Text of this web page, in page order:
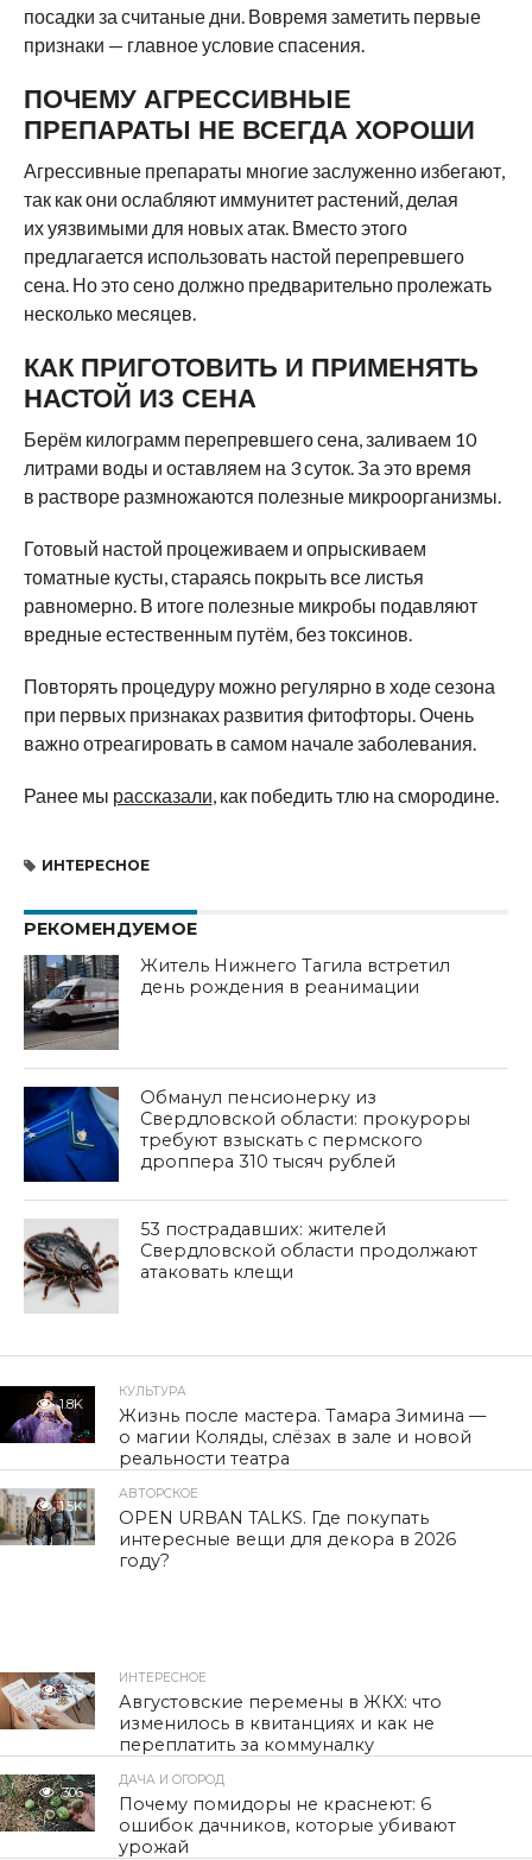
посадки за считаные дни. Вовремя заметить первые
признаки — главное условие спасения.
ПОЧЕМУ АГРЕССИВНЫЕ
ПРЕПАРАТЫ НЕ ВСЕГДА ХОРОШИ
Агрессивные препараты многие заслуженно избегают,
так как они ослабляют иммунитет растений, делая
их уязвимыми для новых атак. Вместо этого
предлагается использовать настой перепревшего
сена. Но это сено должно предварительно пролежать
несколько месяцев.
КАК ПРИГОТОВИТЬ И ПРИМЕНЯТЬ
НАСТОЙ ИЗ СЕНА
Берём килограмм перепревшего сена, заливаем 10
литрами воды и оставляем на 3 суток. За это время
в растворе размножаются полезные микроорганизмы.
Готовый настой процеживаем и опрыскиваем
томатные кусты, стараясь покрыть все листья
равномерно. В итоге полезные микробы подавляют
вредные естественным путём, без токсинов.
Повторять процедуру можно регулярно в ходе сезона
при первых признаках развития фитофторы. Очень
важно отреагировать в самом начале заболевания.
Ранее мы рассказали, как победить тлю на смородине.
ИНТЕРЕСНОЕ
РЕКОМЕНДУЕМОЕ
Житель Нижнего Тагила встретил
день рождения в реанимации
Обманул пенсионерку из
Свердловской области: прокуроры
требуют взыскать с пермского
дроппера 310 тысяч рублей
53 пострадавших: жителей
Свердловской области продолжают
атаковать клещи
1.8K
КУЛЬТУРА
Жизнь после мастера. Тамара Зимина —
о магии Коляды, слёзах в зале и новой
реальности театра
1.5K
АВТОРСКОЕ
OPEN URBAN TALKS. Где покупать
интересные вещи для декора в 2026
году?
313
ИНТЕРЕСНОЕ
Августовские перемены в ЖКХ: что
изменилось в квитанциях и как не
переплатить за коммуналку
306
ДАЧА И ОГОРОД
Почему помидоры не краснеют: 6
ошибок дачников, которые убивают
урожай